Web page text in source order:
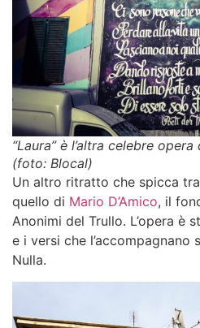
“Laura” è l’altra celebre
(foto: Blocal)
Un altro ritratto che spicca
quello di Mario D’Amico, il
Anonimi del Trullo. L’opera è
e i versi che l’accompagnano
Nulla.